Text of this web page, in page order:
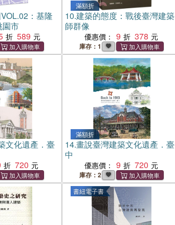
：基隆
園市
589
滿額折
10.建築的態度：戰後臺灣建築
師群像
優惠價： 9 378
庫存：1
文化遺產．臺
720
滿額折
14.畫說臺灣建築文化遺產．臺
中
優惠價： 9 720
庫存：2
書紐電子書